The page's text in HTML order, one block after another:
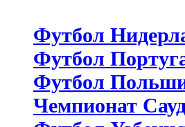
Футбол
Футбол
Футбол
Чемпионат